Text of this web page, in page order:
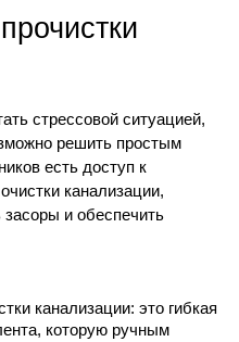
стрессовой ситуацией,
решить простым
есть доступ к
канализации,
засоры и обеспечить
канализации: это гибкая
которую ручным